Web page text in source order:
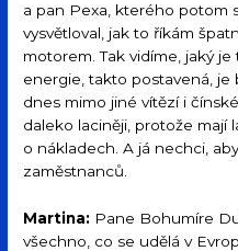
a pan Pexa, kterého potom
vysvětloval, jak to říkám
motorem. Tak vidíme, jaký
energie, takto postavená,
dnes mimo jiné vítězí i
daleko laciněji, protože mají
o nákladech. A já nechci,
zaměstnanců.
Martina: Pane Bohumíre
všechno, co se udělá v